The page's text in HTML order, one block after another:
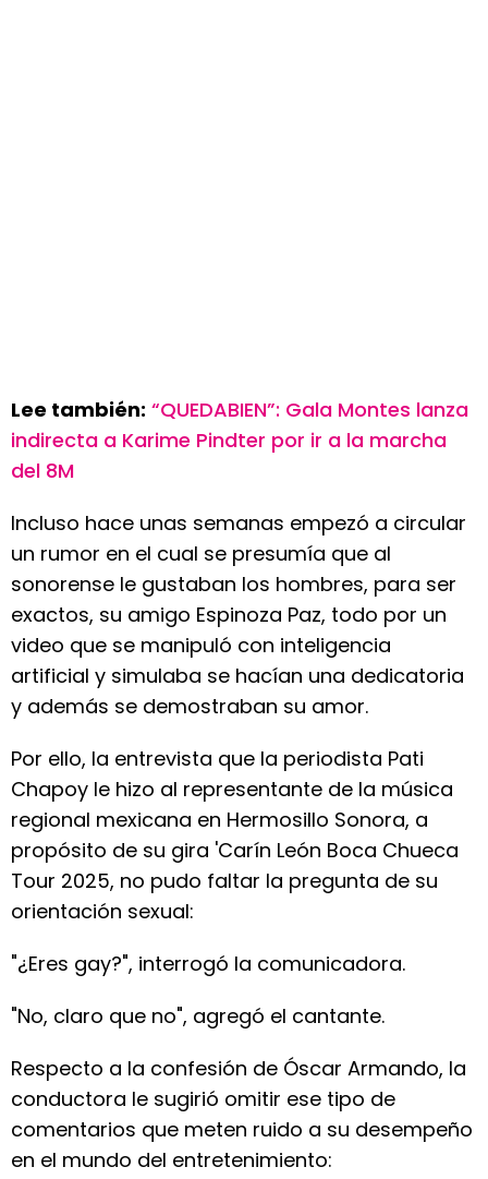
Lee también: “QUEDABIEN”: Gala Montes lanza
indirecta a Karime Pindter por ir a la marcha
del 8M
Incluso hace unas semanas empezó a circular
un rumor en el cual se presumía que al
sonorense le gustaban los hombres, para ser
exactos, su amigo Espinoza Paz, todo por un
video que se manipuló con inteligencia
artificial y simulaba se hacían una dedicatoria
y además se demostraban su amor.
Por ello, la entrevista que la periodista Pati
Chapoy le hizo al representante de la música
regional mexicana en Hermosillo Sonora, a
propósito de su gira 'Carín León Boca Chueca
Tour 2025, no pudo faltar la pregunta de su
orientación sexual:
"¿Eres gay?", interrogó la comunicadora.
"No, claro que no", agregó el cantante.
Respecto a la confesión de Óscar Armando, la
conductora le sugirió omitir ese tipo de
comentarios que meten ruido a su desempeño
en el mundo del entretenimiento: